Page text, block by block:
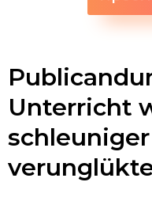
Unterricht